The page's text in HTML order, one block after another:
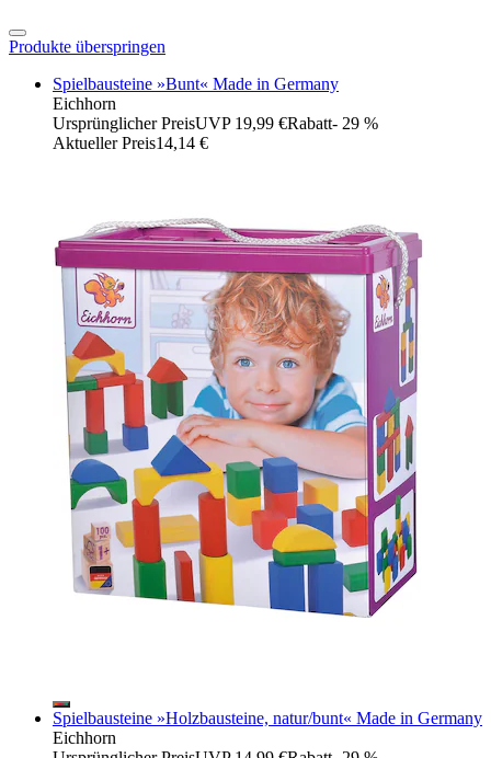
Produkte überspringen
Spielbausteine »Bunt« Made in Germany
Eichhorn
Ursprünglicher PreisUVP 19,99 €Rabatt- 29 %
Aktueller Preis14,14 €
Spielbausteine »Holzbausteine, natur/bunt« Made in Germany
Eichhorn